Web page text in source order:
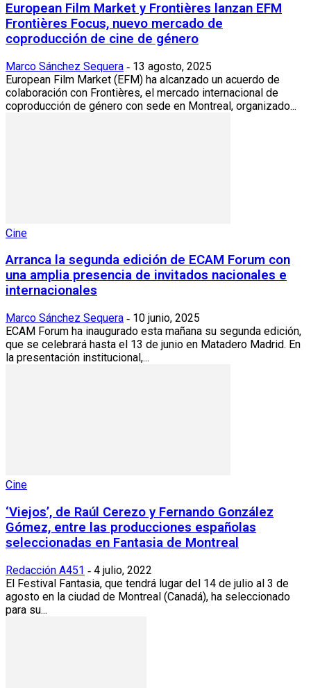
European Film Market y Frontières lanzan EFM
Frontières Focus, nuevo mercado de
coproducción de cine de género
Marco Sánchez Sequera - 13 agosto, 2025
European Film Market (EFM) ha alcanzado un acuerdo de
colaboración con Frontières, el mercado internacional de
coproducción de género con sede en Montreal, organizado...
Cine
Arranca la segunda edición de ECAM Forum con
una amplia presencia de invitados nacionales e
internacionales
Marco Sánchez Sequera - 10 junio, 2025
ECAM Forum ha inaugurado esta mañana su segunda edición,
que se celebrará hasta el 13 de junio en Matadero Madrid. En
la presentación institucional,...
Cine
‘Viejos’, de Raúl Cerezo y Fernando González
Gómez, entre las producciones españolas
seleccionadas en Fantasia de Montreal
Redacción A451 - 4 julio, 2022
El Festival Fantasia, que tendrá lugar del 14 de julio al 3 de
agosto en la ciudad de Montreal (Canadá), ha seleccionado
para su...